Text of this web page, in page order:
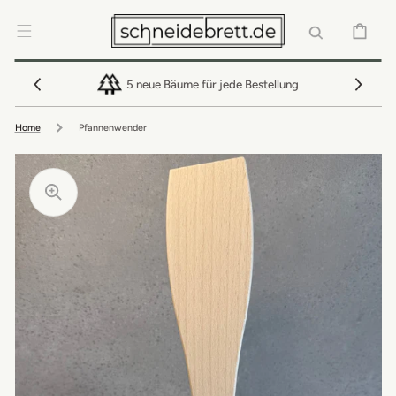
INHALT
5 neue Bäume für jede Bestellung
Home Pfannenwender